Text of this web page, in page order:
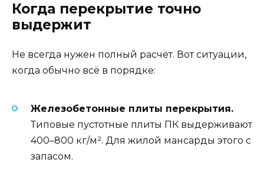
Когда перекрытие точно
выдержит
Не всегда нужен полный расчёт. Вот ситуации,
когда обычно всё в порядке:
Железобетонные плиты перекрытия.
Типовые пустотные плиты ПК выдерживают
400–800 кг/м². Для жилой мансарды этого с
запасом.